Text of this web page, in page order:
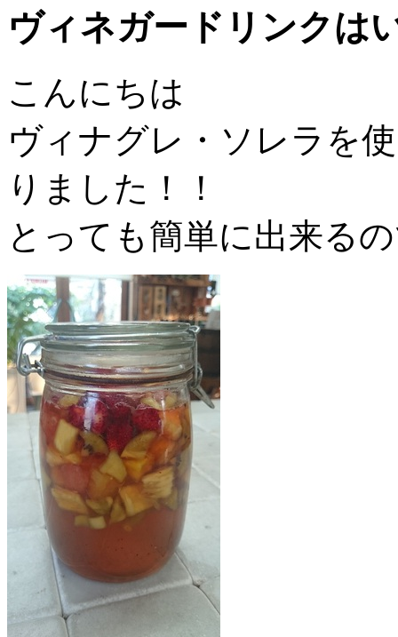
ヴィネガードリンクは
こんにちは
ヴィナグレ・ソレラを
りました！！
とっても簡単に出来る